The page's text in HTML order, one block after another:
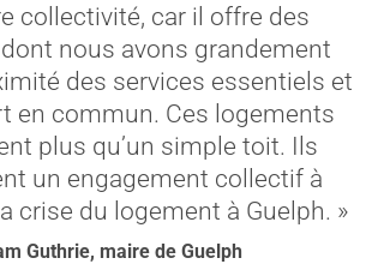
collectivité, car il offre des
nous avons grandement
des services essentiels et
en commun. Ces logements
plus qu’un simple toit. Ils
un engagement collectif à
crise du logement à Guelph. »
Guthrie, maire de Guelph